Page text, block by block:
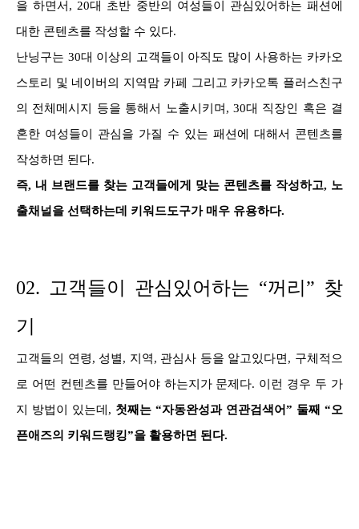
을 하면서, 20대 초반 중반의 여성들이 관심있어하는 패션에
대한 콘텐츠를 작성할 수 있다.
난닝구는 30대 이상의 고객들이 아직도 많이 사용하는 카카오
스토리 및 네이버의 지역맘 카페 그리고 카카오톡 플러스친구
의 전체메시지 등을 통해서 노출시키며, 30대 직장인 혹은 결
혼한 여성들이 관심을 가질 수 있는 패션에 대해서 콘텐츠를
작성하면 된다.
즉, 내 브랜드를 찾는 고객들에게 맞는 콘텐츠를 작성하고, 노
출채널을 선택하는데 키워드도구가 매우 유용하다.
02. 고객들이 관심있어하는 “꺼리” 찾
기
고객들의 연령, 성별, 지역, 관심사 등을 알고있다면, 구체적으
로 어떤 컨텐츠를 만들어야 하는지가 문제다. 이런 경우 두 가
지 방법이 있는데, 첫째는 “자동완성과 연관검색어” 둘째 “오
픈애즈의 키워드랭킹”을 활용하면 된다.